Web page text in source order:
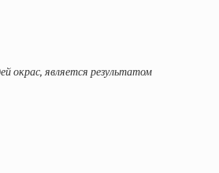
окрас, является результатом